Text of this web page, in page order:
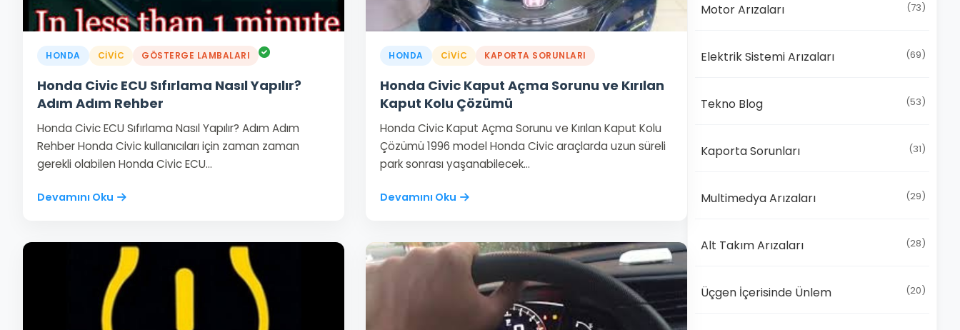
HONDA CIVIC GÖSTERGE LAMBALARI
Honda Civic ECU Sıfırlama Nasıl Yapılır?
Adım Adım Rehber
Honda Civic ECU Sıfırlama Nasıl Yapılır? Adım Adım
Rehber Honda Civic kullanıcıları için zaman zaman
gerekli olabilen Honda Civic ECU…
Devamını Oku
HONDA CIVIC KAPORTA SORUNLARI
Honda Civic Kaput Açma Sorunu ve Kırılan
Kaput Kolu Çözümü
Honda Civic Kaput Açma Sorunu ve Kırılan Kaput Kolu
Çözümü 1996 model Honda Civic araçlarda uzun süreli
park sonrası yaşanabilecek…
Devamını Oku
Motor Arızaları (73)
Elektrik Sistemi Arızaları (69)
Tekno Blog (53)
Kaporta Sorunları (31)
Multimedya Arızaları (29)
Alt Takım Arızaları (28)
Üçgen İçerisinde Ünlem (20)